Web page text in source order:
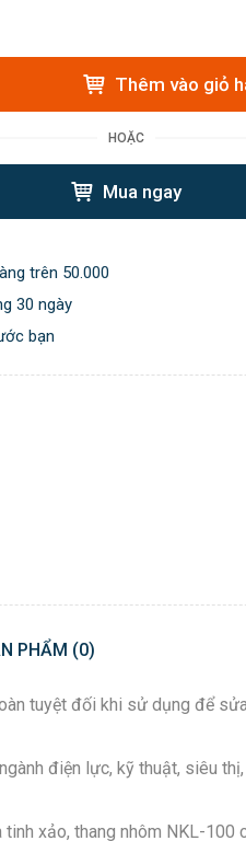
Thêm vào giỏ
HOẶC
Mua ngay
trên 50.000
30 ngày
bạn
PHẨM (0)
tuyệt đối khi sử dụng để
điện lực, kỹ thuật, siêu
xảo, thang nhôm NKL-100